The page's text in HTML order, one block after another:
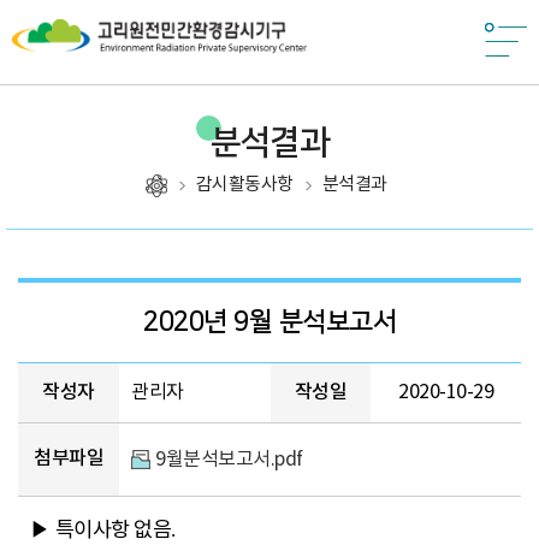
분석결과
감시활동사항 분석결과
제목, 작성자, 작성일, 첨부파일, 조회, 카테고리
2020년 9월 분석보고서
작성자 관리자 작성일 2020-10-29
첨부파일 9월분석보고서.pdf
▶ 특이사항 없음.